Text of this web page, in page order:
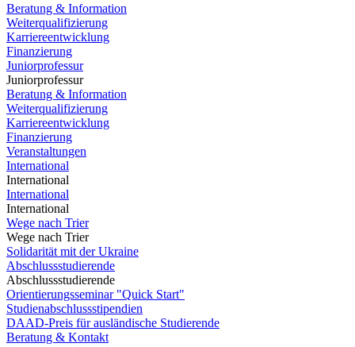
Beratung & Information
Weiterqualifizierung
Karriereentwicklung
Finanzierung
Juniorprofessur
Juniorprofessur
Beratung & Information
Weiterqualifizierung
Karriereentwicklung
Finanzierung
Veranstaltungen
International
International
International
International
Wege nach Trier
Wege nach Trier
Solidarität mit der Ukraine
Abschlussstudierende
Abschlussstudierende
Orientierungsseminar "Quick Start"
Studienabschlussstipendien
DAAD-Preis für ausländische Studierende
Beratung & Kontakt